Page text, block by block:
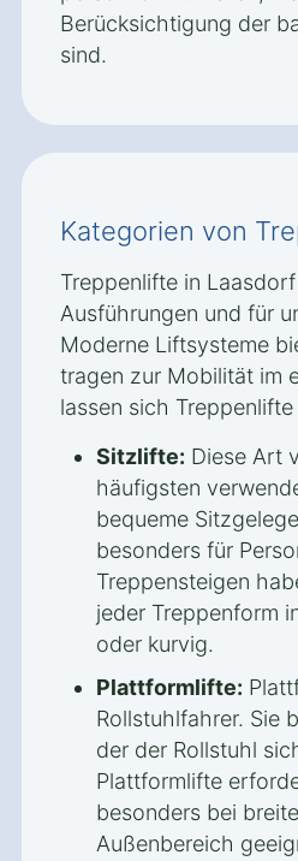
Berücksichtigung der
sind.
Kategorien von
Treppenlifte in
Ausführungen und für
Moderne Liftsysteme
tragen zur Mobilität im
lassen sich
Sitzlifte: Diese Art
häufigsten
bequeme
besonders für
Treppensteigen
jeder Treppenform
oder kurvig.
Plattformlifte:
Rollstuhlfahrer. Sie
der der Rollstuhl
Plattformlifte
besonders bei
Außenbereich